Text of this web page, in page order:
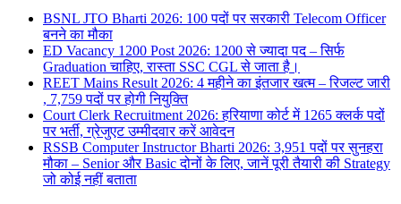
BSNL JTO Bharti 2026: 100 पदों पर सरकारी Telecom Officer
बनने का मौका
ED Vacancy 1200 Post 2026: 1200 से ज्यादा पद – सिर्फ
Graduation चाहिए, रास्ता SSC CGL से जाता है।
REET Mains Result 2026: 4 महीने का इंतजार खत्म – रिजल्ट जारी
, 7,759 पदों पर होगी नियुक्ति
Court Clerk Recruitment 2026: हरियाणा कोर्ट में 1265 क्लर्क पदों
पर भर्ती, ग्रेजुएट उम्मीदवार करें आवेदन
RSSB Computer Instructor Bharti 2026: 3,951 पदों पर सुनहरा
मौका – Senior और Basic दोनों के लिए, जानें पूरी तैयारी की Strategy
जो कोई नहीं बताता